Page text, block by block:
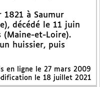
1821 à Saumur
décédé le 11 juin
(Maine-et-Loire).
huissier, puis
en ligne le 27 mars 2009
le 18 juillet 2021